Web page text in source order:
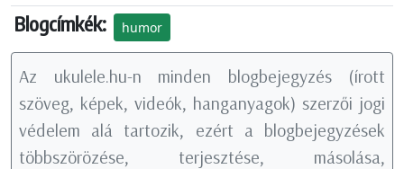
Blogcímkék: humor
Az ukulele.hu-n minden blogbejegyzés (írott
szöveg, képek, videók, hanganyagok) szerzői jogi
védelem alá tartozik, ezért a blogbejegyzések
többszörözése, terjesztése, másolása,